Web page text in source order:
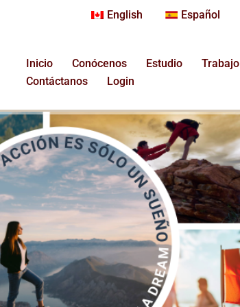
English Español
Inicio Conócenos Estudio Trabajo
Contáctanos
Login